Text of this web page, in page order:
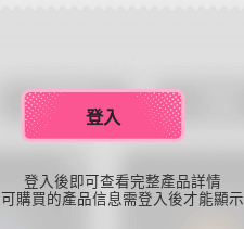
登入
登入後即可查看完整產品詳情
可購買的產品信息需登入後才能顯示